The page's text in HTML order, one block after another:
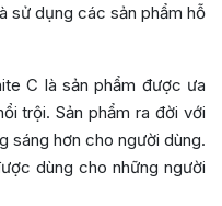
sử dụng các sản phẩm hỗ
C là sản phẩm được ưa
trội. Sản phẩm ra đời với
sáng hơn cho người dùng.
dùng cho những người